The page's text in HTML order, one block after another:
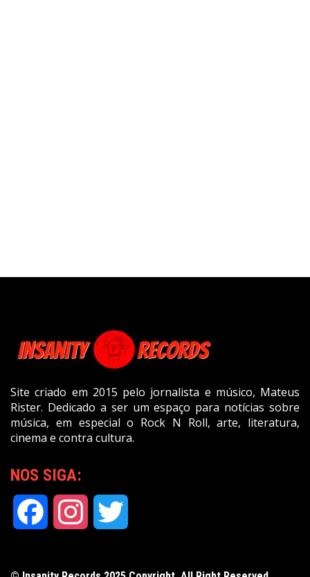
Site criado em 2015 pelo jornalista e músico, Mateus
Rister. Dedicado a ser um espaço para notícias sobre
música, em especial o Rock N Roll, arte, literatura,
cinema e contra cultura.
NOS SIGA:
Facebook Instagram